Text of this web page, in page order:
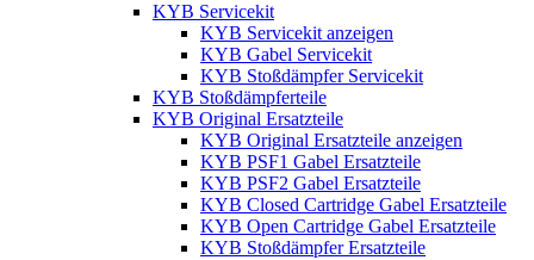
KYB Servicekit
KYB Servicekit anzeigen
KYB Gabel Servicekit
KYB Stoßdämpfer Servicekit
KYB Stoßdämpferteile
KYB Original Ersatzteile
KYB Original Ersatzteile anzeigen
KYB PSF1 Gabel Ersatzteile
KYB PSF2 Gabel Ersatzteile
KYB Closed Cartridge Gabel Ersatzteile
KYB Open Cartridge Gabel Ersatzteile
KYB Stoßdämpfer Ersatzteile